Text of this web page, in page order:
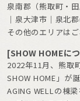
泉南郡（熊取町・
｜泉大津市｜泉北
その他のエリアはご
[SHOW HOMEに
2022年11月、熊取
SHOW HOME」が
AGING WELLの棟